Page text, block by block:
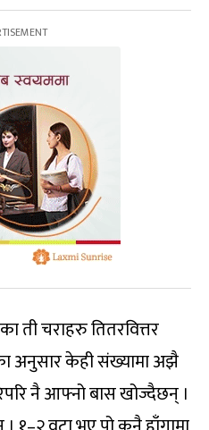
ती चराहरु तितरवित्तर
अनुसार केही संख्यामा अझै
नै आफ्नो बास खोज्दैछन् ।